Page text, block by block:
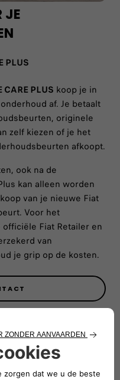
JE
PLUS
CARE PLUS koop je in
af. Je betaalt
originele
zelf kiezen of je het
afkoopt.
ook na de
kan alleen worden
van je nieuwe Fiat
Voor het
Fiat Retailer en
van
je grip op de kosten.